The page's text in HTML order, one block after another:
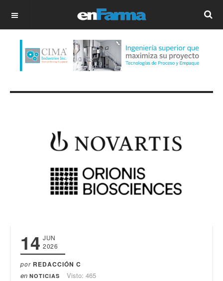
OFF CANVAS
14 JUN
2026
por REDACCIÓN C
en NOTICIAS Visto: 465